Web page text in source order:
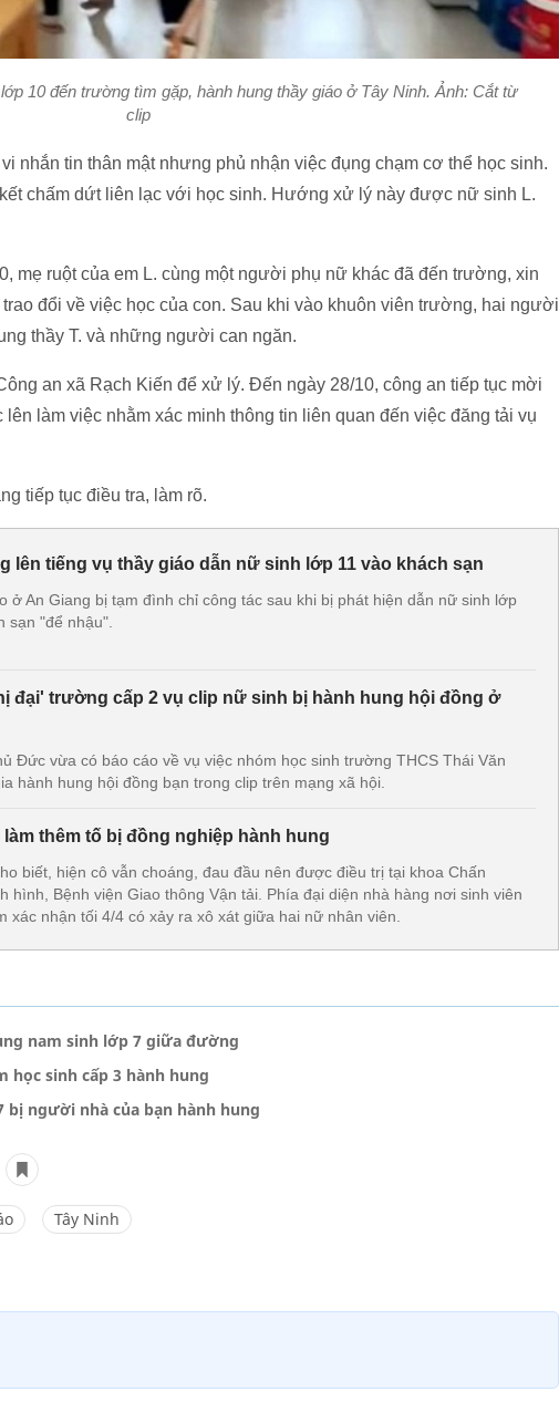
10 đến trường tìm gặp, hành hung thầy giáo ở Tây Ninh. Ảnh: Cắt từ
clip
nhắn tin thân mật nhưng phủ nhận việc đụng chạm cơ thể học sinh.
chấm dứt liên lạc với học sinh. Hướng xử lý này được nữ sinh L.
mẹ ruột của em L. cùng một người phụ nữ khác đã đến trường, xin
đổi về việc học của con. Sau khi vào khuôn viên trường, hai người
thầy T. và những người can ngăn.
an xã Rạch Kiến để xử lý. Đến ngày 28/10, công an tiếp tục mời
làm việc nhằm xác minh thông tin liên quan đến việc đăng tải vụ
tiếp tục điều tra, làm rõ.
lên tiếng vụ thầy giáo dẫn nữ sinh lớp 11 vào khách sạn
ở An Giang bị tạm đình chỉ công tác sau khi bị phát hiện dẫn nữ sinh lớp
sạn "để nhậu".
đại' trường cấp 2 vụ clip nữ sinh bị hành hung hội đồng ở
Đức vừa có báo cáo về vụ việc nhóm học sinh trường THCS Thái Văn
hành hung hội đồng bạn trong clip trên mạng xã hội.
làm thêm tố bị đồng nghiệp hành hung
biết, hiện cô vẫn choáng, đau đầu nên được điều trị tại khoa Chấn
hình, Bệnh viện Giao thông Vận tải. Phía đại diện nhà hàng nơi sinh viên
xác nhận tối 4/4 có xảy ra xô xát giữa hai nữ nhân viên.
nam sinh lớp 7 giữa đường
học sinh cấp 3 hành hung
bị người nhà của bạn hành hung
Tây Ninh